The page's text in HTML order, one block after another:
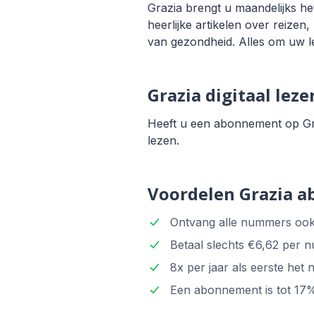
Grazia brengt u maandelijks
heerlijke artikelen over reizen,
van gezondheid. Alles om uw
Grazia digitaal
Heeft u een abonnement op
lezen.
Voordelen Grazia
Ontvang alle nummers
Betaal slechts €6,62 per
8x per jaar als eerste het
Een abonnement is tot